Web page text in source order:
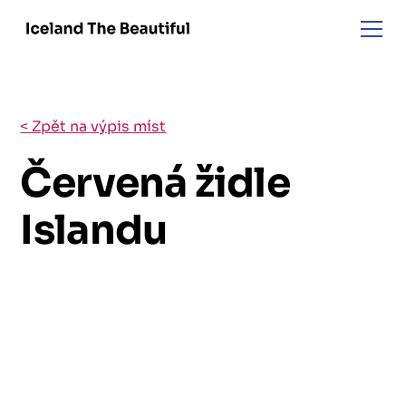
< Zpět na výpis míst
Červená židle
Islandu